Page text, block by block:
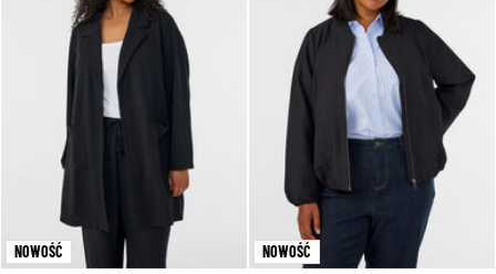
NOWOŚĆ NOWOŚĆ